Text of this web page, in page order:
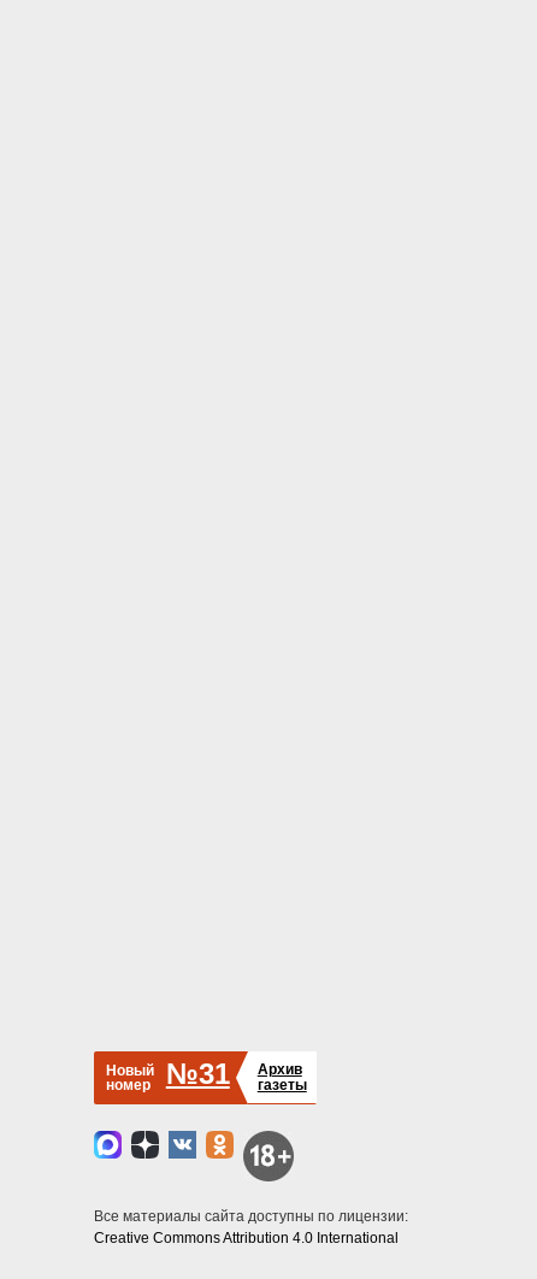
Новый
номер
№31
Архив
газеты
Все материалы сайта доступны по лицензии:
Creative Commons Attribution 4.0 International